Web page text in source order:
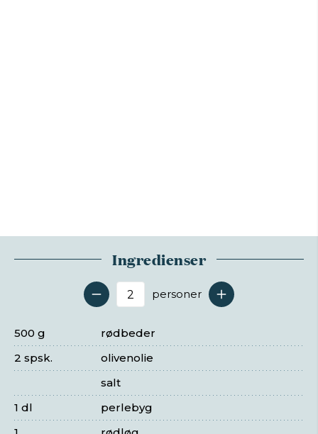
Ingredienser
Antal serveringer
personer
rødbeder
500 g
olivenolie
2 spsk.
salt
perlebyg
1 dl